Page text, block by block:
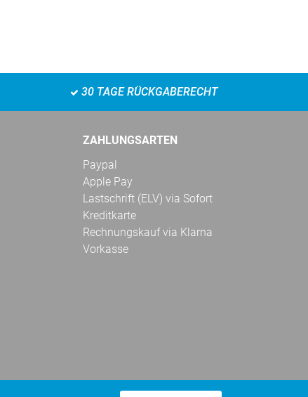
30 TAGE RÜCKGABERECHT
ZAHLUNGSARTEN
Paypal
Apple Pay
Lastschrift (ELV) via Sofort
Kreditkarte
Rechnungskauf via Klarna
Vorkasse